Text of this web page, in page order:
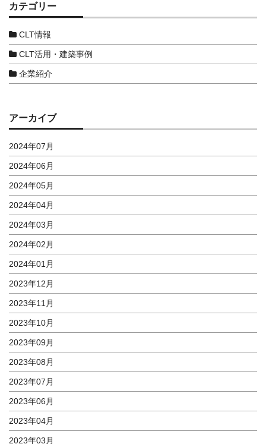
カテゴリー
CLT情報
CLT活用・建築事例
企業紹介
アーカイブ
2024年07月
2024年06月
2024年05月
2024年04月
2024年03月
2024年02月
2024年01月
2023年12月
2023年11月
2023年10月
2023年09月
2023年08月
2023年07月
2023年06月
2023年04月
2023年03月